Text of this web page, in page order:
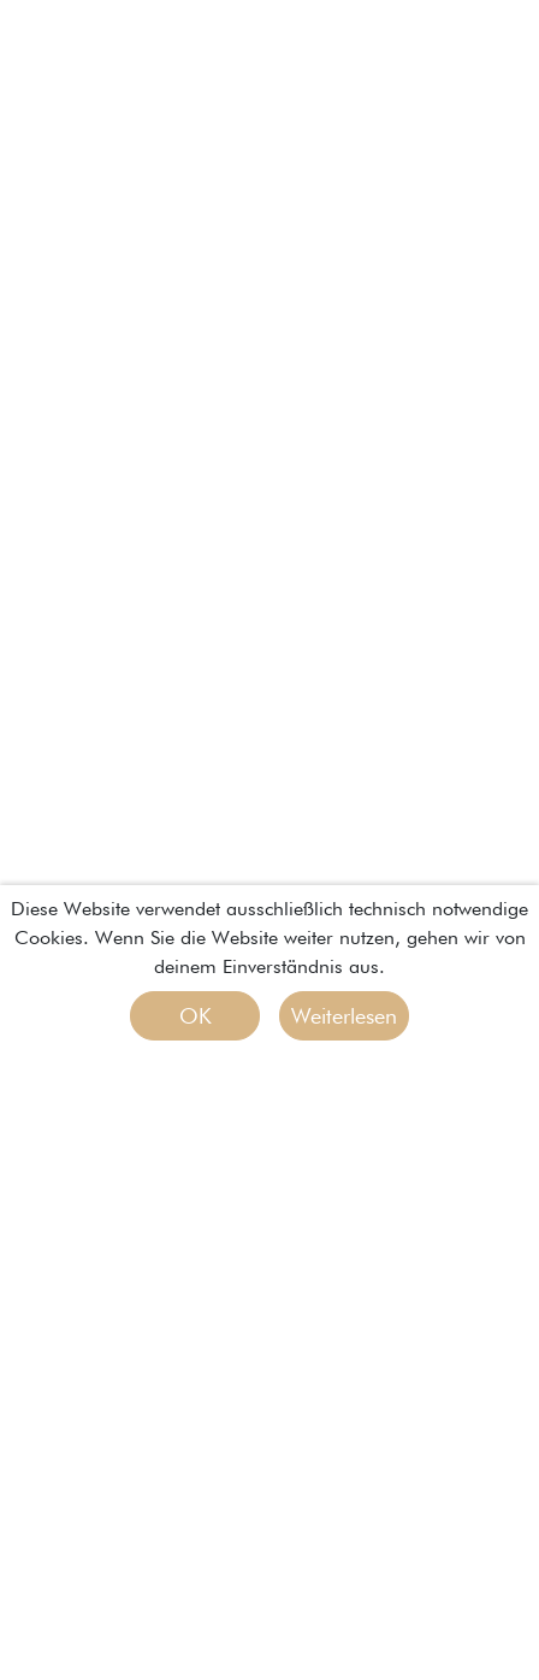
Diese Website verwendet ausschließlich technisch notwendige
Cookies. Wenn Sie die Website weiter nutzen, gehen wir von
deinem Einverständnis aus.
OK Weiterlesen